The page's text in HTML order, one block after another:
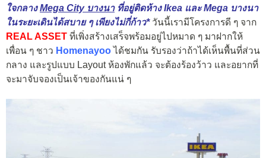
ใจกลางMega City บางนาที่อยู่ติดห้าง Ikea และ Mega บางนา
ในระยะเดินได้สบาย ๆ เพียงไม่กี่ก้าว* วันนี้เรามีโครงการดี ๆ จาก
REAL ASSET ที่เพิ่งสร้างเสร็จพร้อมอยู่ไปหมาด ๆ มาฝากให้
เพื่อน ๆ ชาว Homenayooได้ชมกัน รับรองว่าถ้าได้เห็นพื้นที่ส่วน
กลาง และรูปแบบ Layout ห้องพักแล้ว จะต้องร้องว้าว และอยากที่
จะมาจับจองเป็นเจ้าของกันแน่ ๆ